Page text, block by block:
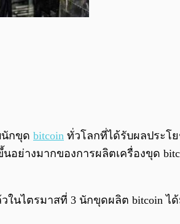
นักขุด bitcoin ทั่วโลกที่ได้รับผลประโ
อย่างมากของการผลิตเครื่องขุด
ในไตรมาสที่ 3 นักขุดผลิต bitcoin